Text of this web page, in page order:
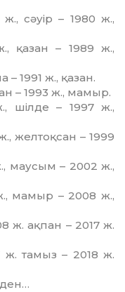
сәуір – 1980 ж.,
қазан – 1989 ж.,
– 1991 ж., қазан.
– 1993 ж., мамыр.
шілде – 1997 ж.,
желтоқсан – 1999
маусым – 2002 ж.,
мамыр – 2008 ж.,
ж. ақпан – 2017 ж.
тамыз – 2018 ж.